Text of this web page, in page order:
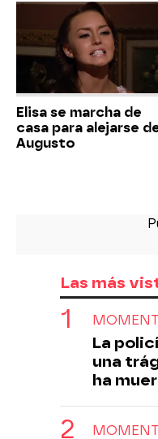
Elisa se marcha de
casa para alejarse
Augusto
Las más
La
una
ha